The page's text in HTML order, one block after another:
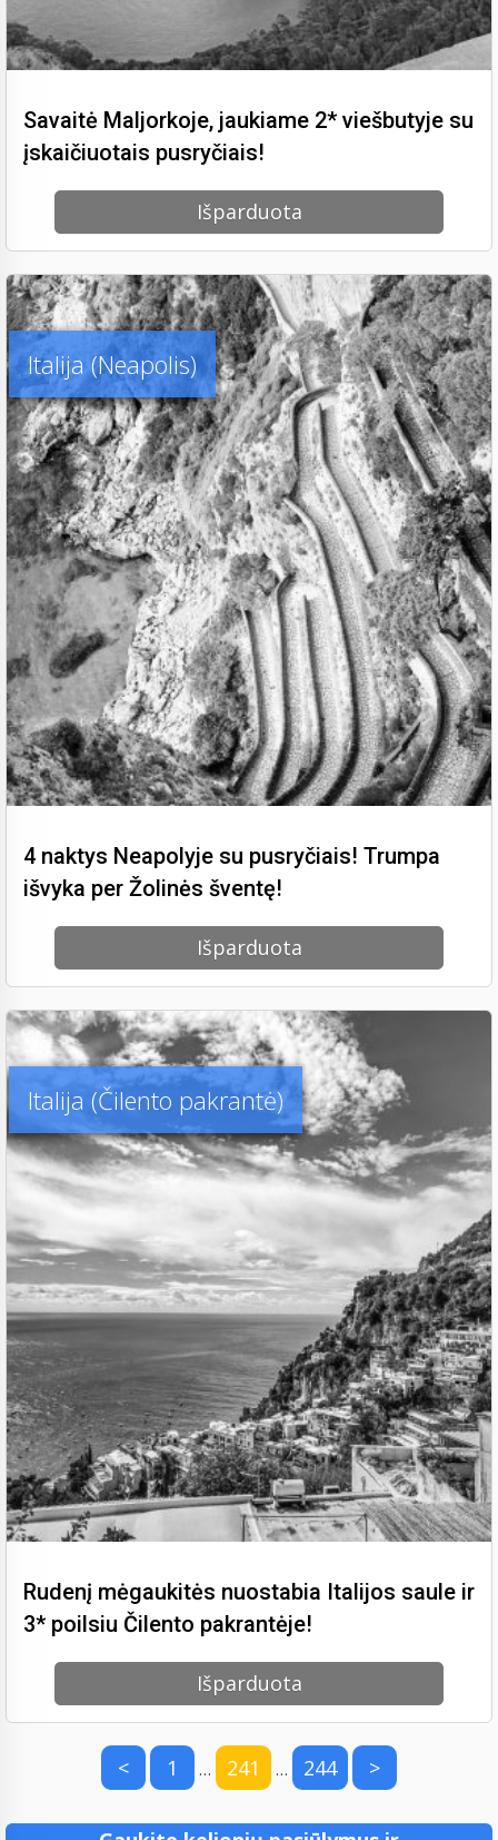
Savaitė Maljorkoje, jaukiame 2* viešbutyje su
įskaičiuotais pusryčiais!
Išparduota
Italija (Neapolis)
4 naktys Neapolyje su pusryčiais! Trumpa
išvyka per Žolinės šventę!
Išparduota
Italija (Čilento pakrantė)
Rudenį mėgaukitės nuostabia Italijos saule ir
3* poilsiu Čilento pakrantėje!
Išparduota
< 1 … 241 … 244 >